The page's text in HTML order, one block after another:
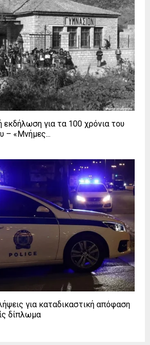
εκδήλωση για τα 100 χρόνια του
– «Μνήμες...
για καταδικαστική απόφαση
δίπλωμα